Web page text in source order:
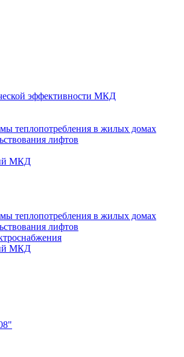
эффективности МКД
теплопотребления в жилых домах
лифтов
МКД
теплопотребления в жилых домах
лифтов
МКД